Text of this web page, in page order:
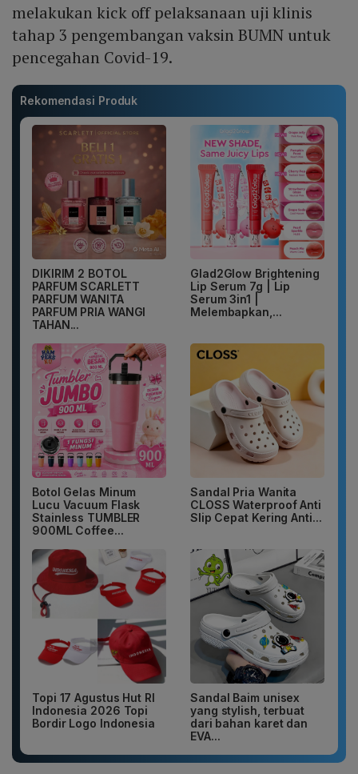
melakukan kick off pelaksanaan uji klinis
tahap 3 pengembangan vaksin BUMN untuk
pencegahan Covid-19.
Rekomendasi Produk
DIKIRIM 2 BOTOL
PARFUM SCARLETT
PARFUM WANITA
PARFUM PRIA WANGI
TAHAN...
Glad2Glow Brightening
Lip Serum 7g | Lip
Serum 3in1 |
Melembapkan,...
Botol Gelas Minum
Lucu Vacuum Flask
Stainless TUMBLER
900ML Coffee...
Sandal Pria Wanita
CLOSS Waterproof Anti
Slip Cepat Kering Anti...
Topi 17 Agustus Hut RI
Indonesia 2026 Topi
Bordir Logo Indonesia
Sandal Baim unisex
yang stylish, terbuat
dari bahan karet dan
EVA...